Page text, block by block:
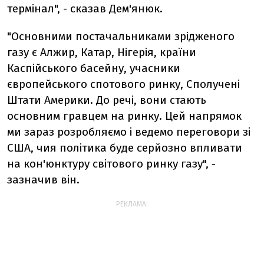
термінал", - сказав Дем'янюк.
"Основними постачальниками зрідженого
газу є Алжир, Катар, Нігерія, країни
Каспійського басейну, учасники
європейського спотового ринку, Сполучені
Штати Америки. До речі, вони стають
основним гравцем на ринку. Цей напрямок
ми зараз розробляємо і ведемо переговори зі
США, чия політика буде серйозно впливати
на кон'юнктуру світового ринку газу", -
зазначив він.
РЕКЛАМА: